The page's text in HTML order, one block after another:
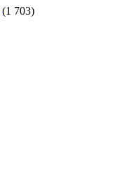
(1 703)